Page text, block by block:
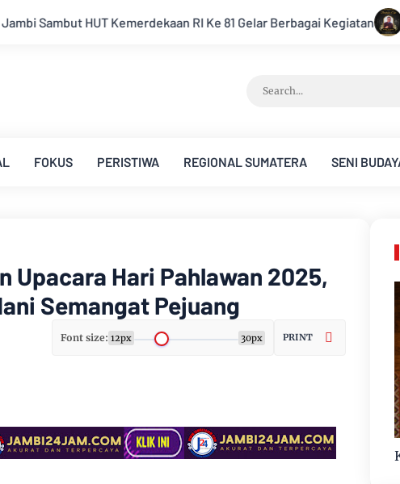
Gelar Berbagai Kegiatan Keluarga Besar PWI Jambi Berduka,
FOKUS PERISTIWA REGIONAL SUMATERA SENI
Upacara Hari Pahlawan 2025,
Semangat Pejuang
Font size: 12px 30px PRINT